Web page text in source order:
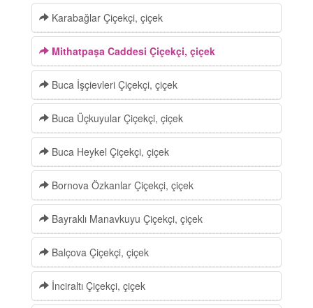
Karabağlar Çiçekçi, çiçek
Mithatpaşa Caddesi Çiçekçi, çiçek
Buca İşçievleri Çiçekçi, çiçek
Buca Üçkuyular Çiçekçi, çiçek
Buca Heykel Çiçekçi, çiçek
Bornova Özkanlar Çiçekçi, çiçek
Bayraklı Manavkuyu Çiçekçi, çiçek
Balçova Çiçekçi, çiçek
İnciraltı Çiçekçi, çiçek